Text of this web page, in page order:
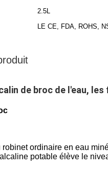
2.5L
LE CE, FDA, ROHS,
de broc de l'eau,
robinet ordinaire en eau
potable élève le